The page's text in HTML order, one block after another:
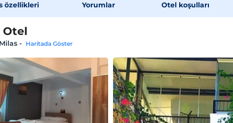
özellikleri Yorumlar Otel koşulları
Otel
- Haritada Göster